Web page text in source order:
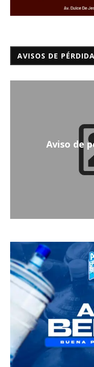
AVISOS DE PÉRDIDA
Aviso de